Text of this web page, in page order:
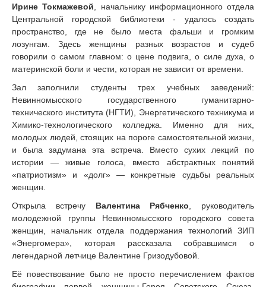
Ирине Токмажевой , начальнику информационного отдела
Центральной городской библиотеки - удалось создать
пространство, где не было места фальши и громким
лозунгам. Здесь женщины разных возрастов и судеб
говорили о самом главном: о цене подвига, о силе духа, о
материнской боли и чести, которая не зависит от времени.
Зал заполнили студенты трех учебных заведений:
Невинномысского государственного гуманитарно-
технического института (НГТИ), Энергетического техникума и
Химико-технологического колледжа. Именно для них,
молодых людей, стоящих на пороге самостоятельной жизни,
и была задумана эта встреча. Вместо сухих лекций по
истории — живые голоса, вместо абстрактных понятий
«патриотизм» и «долг» — конкретные судьбы реальных
женщин.
Открыла встречу Валентина Рябченко , руководитель
молодежной группы Невинномысского городского совета
женщин, начальник отдела поддержания технологий ЗИП
«Энергомера», которая рассказала собравшимся о
легендарной летчице Валентине Гризодубовой.
Её повествование было не просто перечислением фактов